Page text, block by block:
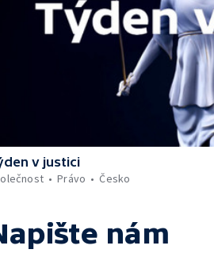
v justici
Právo Česko
nám